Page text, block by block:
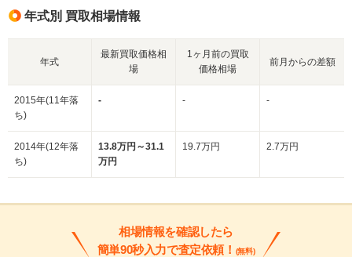
年式別 買取相場情報
年式
最新買取価格相
場
1ヶ月前の買取
価格相場
前月からの差額
2015年(11年落
ち)
- - -
2014年(12年落
ち)
13.8万円～31.1
万円
19.7万円 2.7万円
相場情報を確認したら
簡単90秒入力で査定依頼！ (無料)